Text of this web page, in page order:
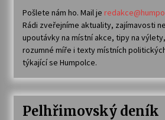
Pošlete nám ho. Mail je
Rádi zveřejníme aktuality, zajímavosti
upoutávky na místní akce, tipy na
rozumné míře i texty místních
týkající se Humpolce.
Pelhřimovský deník